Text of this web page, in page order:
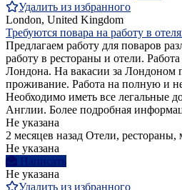
Удалить из избранного
London, United Kingdom
Требуются повара на работу в
Предлагаем работу для поваров
работу в рестораны и отели.
Лондона. На вакасии за Лондоном
проживание. Работа на полную и
Необходимо иметь все легальные
Англии. Более подробная
Не указана
2 месяцев назад Отели, рестораны,
Не указана
Написать
Не указана
Удалить из избранного